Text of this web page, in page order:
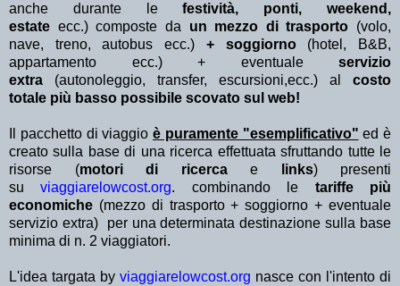
anche durante lefestività, ponti, weekend,
estate ecc.) composte da un mezzo di trasporto (volo,
nave, treno, autobus ecc.) + soggiorno(hotel, B&B,
appartamento ecc.) + eventuale servizio
extra (autonoleggio, transfer, escursioni,ecc.) al costo
totale più basso possibile scovato sul web!
Il pacchetto di viaggio è puramente "esemplificativo" ed è
creato sulla base di una ricerca effettuata sfruttando tutte le
risorse (motori di ricerca e links) presenti
suviaggiarelowcost.org. combinando le tariffe più
economiche (mezzo di trasporto + soggiorno + eventuale
servizio extra)
per una determinata destinazione sulla base
minima di n. 2 viaggiatori.
L'idea targata by viaggiarelowcost.org nasce con l'intento di